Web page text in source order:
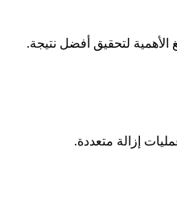
إزالة متعددة.